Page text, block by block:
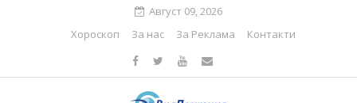
Август 09, 2026
Хороскоп
За нас За Реклама Контакти